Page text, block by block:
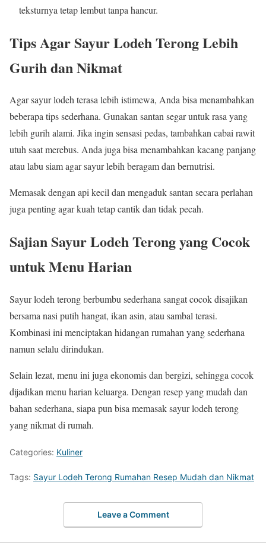
teksturnya tetap lembut tanpa hancur.
Tips Agar Sayur Lodeh Terong Lebih
Gurih dan Nikmat
Agar sayur lodeh terasa lebih istimewa, Anda bisa menambahkan
beberapa tips sederhana. Gunakan santan segar untuk rasa yang
lebih gurih alami. Jika ingin sensasi pedas, tambahkan cabai rawit
utuh saat merebus. Anda juga bisa menambahkan kacang panjang
atau labu siam agar sayur lebih beragam dan bernutrisi.
Memasak dengan api kecil dan mengaduk santan secara perlahan
juga penting agar kuah tetap cantik dan tidak pecah.
Sajian Sayur Lodeh Terong yang Cocok
untuk Menu Harian
Sayur lodeh terong berbumbu sederhana sangat cocok disajikan
bersama nasi putih hangat, ikan asin, atau sambal terasi.
Kombinasi ini menciptakan hidangan rumahan yang sederhana
namun selalu dirindukan.
Selain lezat, menu ini juga ekonomis dan bergizi, sehingga cocok
dijadikan menu harian keluarga. Dengan resep yang mudah dan
bahan sederhana, siapa pun bisa memasak sayur lodeh terong
yang nikmat di rumah.
Categories: Kuliner
Tags: Sayur Lodeh Terong Rumahan Resep Mudah dan Nikmat
Leave a Comment